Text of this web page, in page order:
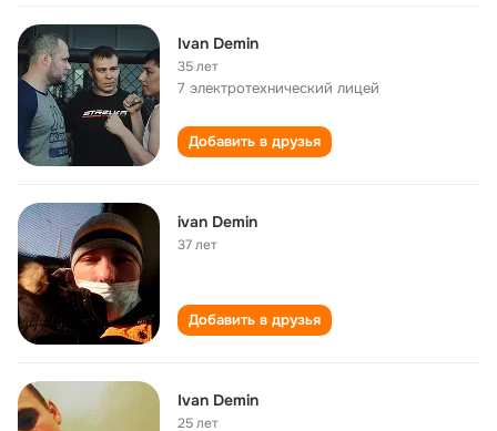
Ivan Demin
35 лет
7 электротехнический лицей
Добавить в друзья
ivan Demin
37 лет
Добавить в друзья
Ivan Demin
25 лет